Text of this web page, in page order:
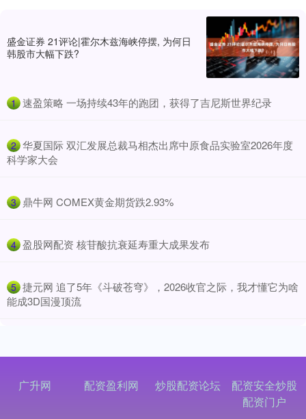
盛金证券 21评论|霍尔木兹海峡停摆, 为何日
韩股市大幅下跌?
1 ​速盈策略 一场持续43年的跑团，获得了吉尼斯世界纪录
2 ​华夏国际 双汇发展总裁马相杰出席中原食品实验室2026年度
科学家大会
3 ​鼎牛网 COMEX黄金期货跌2.93%
4 ​盈股网配资 核苷酸抗衰延寿重大成果发布
5 ​捷元网 追了5年《斗破苍穹》，2026收官之际，我才懂它为啥
能成3D国漫顶流
广升网 配资盈利网 炒股配资论坛
配资安全炒股
配资门户